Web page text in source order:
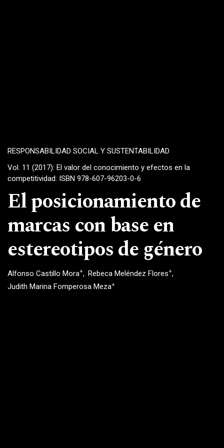
RESPONSABILIDAD SOCIAL Y SUSTENTABILIDAD
Vol. 11 (2017): El valor del conocimiento y efectos en la
competitividad: ISBN 978-607-96203-0-6
El posicionamiento de
marcas con base en
estereotipos de género
Alfonso Castillo Mora+ Rebeca Meléndez Flores+
Judith Marina Fomperosa Meza+